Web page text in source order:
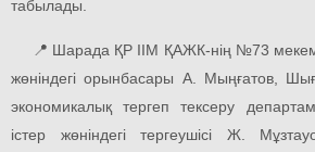
табылады.
📍 Шарада ҚР ІІМ ҚАЖК-нің №73
жөніндегі орынбасары А. Мыңғатов,
экономикалық тергеп тексеру
істер жөніндегі тергеушісі Ж.